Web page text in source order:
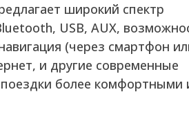
широкий спектр
USB, AUX,
(через смартфон
и другие современные
более комфортными